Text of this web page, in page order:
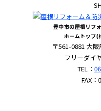
豊中市の屋根リフ
ホームトップ(
〒561-0881 大
フリーダイ
TEL：
FAX